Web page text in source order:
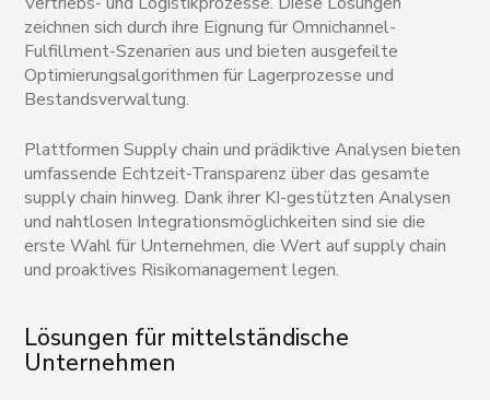
zeichnen sich durch ihre Eignung für Omnichannel-
Fulfillment-Szenarien aus und bieten ausgefeilte
Optimierungsalgorithmen für Lagerprozesse und
Bestandsverwaltung.
Plattformen Supply chain und prädiktive Analysen bieten
umfassende Echtzeit-Transparenz über das gesamte
supply chain hinweg. Dank ihrer KI-gestützten Analysen
und nahtlosen Integrationsmöglichkeiten sind sie die
erste Wahl für Unternehmen, die Wert auf supply chain
und proaktives Risikomanagement legen.
Lösungen für mittelständische
Unternehmen